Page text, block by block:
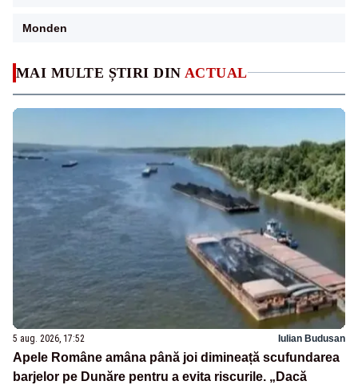
MAI MULTE ȘTIRI DIN ACTUAL
5 aug. 2026, 17:52 Iulian Budusan
Apele Române amâna până joi dimineață scufundarea
barjelor pe Dunăre pentru a evita riscurile. „Dacă
Monden